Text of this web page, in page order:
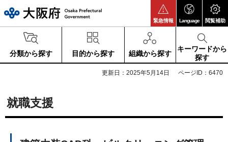
緊急情報 Language 閲覧補助
分類から探す 目的から探す 組織から探す
キーワードから
探す
更新日：2025年5月14日 ページID：6470
就職支援